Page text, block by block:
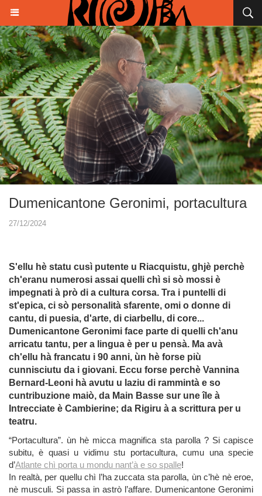
Dumenicantone Geronimi, portacultura
27/12/2024
S'ellu hè statu cusì putente u Riacquistu, ghjè perchè
ch'eranu numerosi assai quelli chì si sò mossi è
impegnati à prò di a cultura corsa. Tra i puntelli di
st'epica, ci sò personalità sfarente, omi o donne di
cantu, di puesia, d'arte, di ciarbellu, di core...
Dumenicantone Geronimi face parte di quelli ch'anu
arricatu tantu, per a lingua è per u pensà. Ma avà
ch'ellu hà francatu i 90 anni, ùn hè forse più
cunnisciutu da i giovani. Eccu forse perchè Vannina
Bernard-Leoni hà avutu u laziu di rammintà e so
cuntribuzione maiò, da Main Basse sur une île à
Intrecciate è Cambierine; da Rigiru à a scrittura per u
teatru.
“Portacultura”. ùn hè micca magnifica sta parolla ? Si capisce
subitu, è quasi u vidimu stu portacultura, cumu una specie
d’Atlante chì porta u mondu nant’à e so spalle!
In realtà, per quellu chì l’ha zuccata sta parolla, ùn c’hè nè eroe,
nè musculi. Si passa in astrò l’affare. Dumenicantone Geronimi